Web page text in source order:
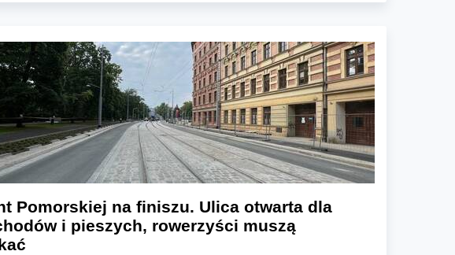
Pomorskiej na finiszu. Ulica otwarta dla
i pieszych, rowerzyści muszą